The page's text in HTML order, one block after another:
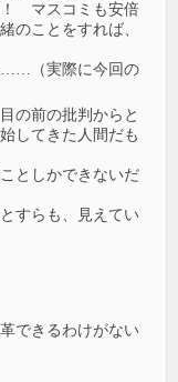
！ マスコミも安倍
のことをすれば、
……（実際に今回の
の前の批判からと
してきた人間だも
としかできないだ
すらも、見えてい
できるわけがない